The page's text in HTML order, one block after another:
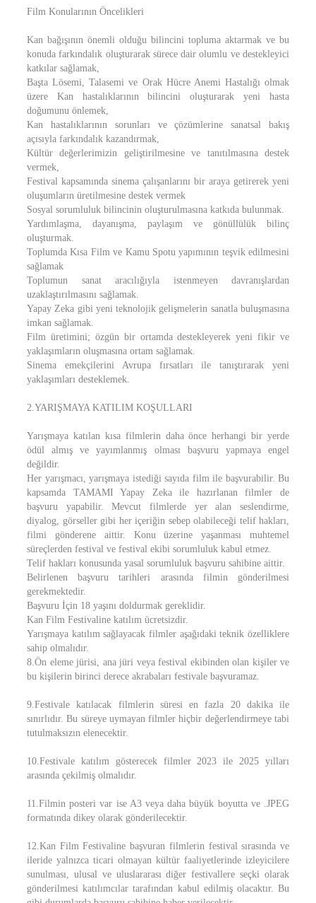
Film Konularının Öncelikleri
Kan bağışının önemli olduğu bilincini topluma aktarmak ve bu
konuda farkındalık oluşturarak sürece dair olumlu ve destekleyici
katkılar sağlamak,
Başta Lösemi, Talasemi ve Orak Hücre Anemi Hastalığı olmak
üzere Kan hastalıklarının bilincini oluşturarak yeni hasta
doğumunu önlemek,
Kan hastalıklarının sorunları ve çözümlerine sanatsal bakış
açısıyla farkındalık kazandırmak,
Kültür değerlerimizin geliştirilmesine ve tanıtılmasına destek
vermek,
Festival kapsamında sinema çalışanlarını bir araya getirerek yeni
oluşumların üretilmesine destek vermek
Sosyal sorumluluk bilincinin oluşturulmasına katkıda bulunmak.
Yardımlaşma, dayanışma, paylaşım ve gönüllülük bilinç
oluşturmak.
Toplumda Kısa Film ve Kamu Spotu yapımının teşvik edilmesini
sağlamak
Toplumun sanat aracılığıyla istenmeyen davranışlardan
uzaklaştırılmasını sağlamak.
Yapay Zeka gibi yeni teknolojik gelişmelerin sanatla buluşmasına
imkan sağlamak.
Film üretimini; özgün bir ortamda destekleyerek yeni fikir ve
yaklaşımların oluşmasına ortam sağlamak.
Sinema emekçilerini Avrupa fırsatları ile tanıştırarak yeni
yaklaşımları desteklemek.
2.YARIŞMAYA KATILIM KOŞULLARI
Yarışmaya katılan kısa filmlerin daha önce herhangi bir yerde
ödül almış ve yayımlanmış olması başvuru yapmaya engel
değildir.
Her yarışmacı, yarışmaya istediği sayıda film ile başvurabilir. Bu
kapsamda TAMAMI Yapay Zeka ile hazırlanan filmler de
başvuru yapabilir. Mevcut filmlerde yer alan seslendirme,
diyalog, görseller gibi her içeriğin sebep olabileceği telif hakları,
filmi gönderene aittir. Konu üzerine yaşanması muhtemel
süreçlerden festival ve festival ekibi sorumluluk kabul etmez.
Telif hakları konusunda yasal sorumluluk başvuru sahibine aittir.
Belirlenen başvuru tarihleri arasında filmin gönderilmesi
gerekmektedir.
Başvuru İçin 18 yaşını doldurmak gereklidir.
Kan Film Festivaline katılım ücretsizdir.
Yarışmaya katılım sağlayacak filmler aşağıdaki teknik özelliklere
sahip olmalıdır.
8.Ön eleme jürisi, ana jüri veya festival ekibinden olan kişiler ve
bu kişilerin birinci derece akrabaları festivale başvuramaz.
9.Festivale katılacak filmlerin süresi en fazla 20 dakika ile
sınırlıdır. Bu süreye uymayan filmler hiçbir değerlendirmeye tabi
tutulmaksızın elenecektir.
10.Festivale katılım gösterecek filmler 2023 ile 2025 yılları
arasında çekilmiş olmalıdır.
11.Filmin posteri var ise A3 veya daha büyük boyutta ve .JPEG
formatında dikey olarak gönderilecektir.
12.Kan Film Festivaline başvuran filmlerin festival sırasında ve
ileride yalnızca ticari olmayan kültür faaliyetlerinde izleyicilere
sunulması, ulusal ve uluslararası diğer festivallere seçki olarak
gönderilmesi katılımcılar tarafından kabul edilmiş olacaktır. Bu